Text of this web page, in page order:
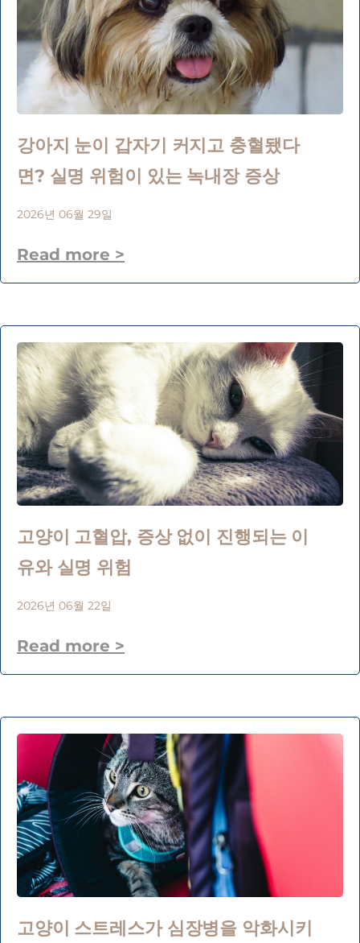
강아지 눈이 갑자기 커지고 충혈됐다
면? 실명 위험이 있는 녹내장 증상
2026년 06월 29일
Read more >
고양이 고혈압, 증상 없이 진행되는 이
유와 실명 위험
2026년 06월 22일
Read more >
고양이 스트레스가 심장병을 악화시키